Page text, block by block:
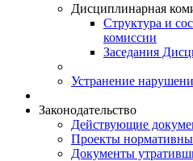
Дисциплинарная
Структура и
комиссии
Заседания
Устранение
Законодательство
Действующие
Проекты
Документы